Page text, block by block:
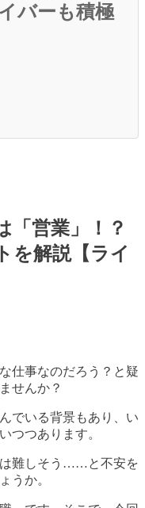
バーも積極
「営業」！？
を解説【ライ
仕事なのだろう？と疑
せんか？
でいる背景もあり、い
つつあります。
は難しそう……と不安を
うか。